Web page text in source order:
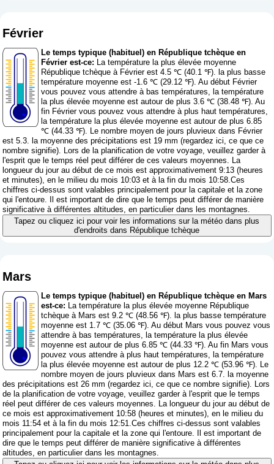
Février
Le temps typique (habituel) en République tchèque en
Février est-ce: La température la plus élevée moyenne
République tchèque à Février est 4.5 ℃ (40.1 ℉). la plus basse
température moyenne est -1.6 ℃ (29.12 ℉). Au début Février
vous pouvez vous attendre à bas températures, la température
la plus élevée moyenne est autour de plus 3.6 ℃ (38.48 ℉). Au
fin Février vous pouvez vous attendre à plus haut températures,
la température la plus élevée moyenne est autour de plus 6.85
℃ (44.33 ℉). Le nombre moyen de jours pluvieux dans Février
est 5.3. la moyenne des précipitations est 19 mm (regardez ici, ce que ce
nombre signifie). Lors de la planification de votre voyage, veuillez garder à
l'esprit que le temps réel peut différer de ces valeurs moyennes. La
longueur du jour au début de ce mois est approximativement 9:13 (heures
et minutes), en le milieu du mois 10:03 et à la fin du mois 10:58.Ces
chiffres ci-dessus sont valables principalement pour la capitale et la zone
qui l'entoure. Il est important de dire que le temps peut différer de manière
significative à différentes altitudes, en particulier dans les montagnes.
Tapez ou cliquez ici pour voir les informations sur la météo dans plus
d'endroits dans République tchèque
Mars
Le temps typique (habituel) en République tchèque en Mars
est-ce: La température la plus élevée moyenne République
tchèque à Mars est 9.2 ℃ (48.56 ℉). la plus basse température
moyenne est 1.7 ℃ (35.06 ℉). Au début Mars vous pouvez vous
attendre à bas températures, la température la plus élevée
moyenne est autour de plus 6.85 ℃ (44.33 ℉). Au fin Mars vous
pouvez vous attendre à plus haut températures, la température
la plus élevée moyenne est autour de plus 12.2 ℃ (53.96 ℉). Le
nombre moyen de jours pluvieux dans Mars est 6.7. la moyenne
des précipitations est 26 mm (regardez ici, ce que ce nombre signifie). Lors
de la planification de votre voyage, veuillez garder à l'esprit que le temps
réel peut différer de ces valeurs moyennes. La longueur du jour au début de
ce mois est approximativement 10:58 (heures et minutes), en le milieu du
mois 11:54 et à la fin du mois 12:51.Ces chiffres ci-dessus sont valables
principalement pour la capitale et la zone qui l'entoure. Il est important de
dire que le temps peut différer de manière significative à différentes
altitudes, en particulier dans les montagnes.